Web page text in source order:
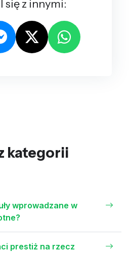
się z innymi:
kategorii
wprowadzane w
prestiż na rzecz